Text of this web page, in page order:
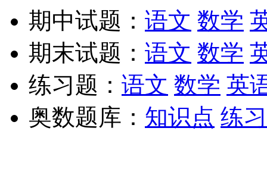
期中试题： 语文 数学
期末试题： 语文 数学
练习题： 语文 数学 英
奥数题库： 知识点 练